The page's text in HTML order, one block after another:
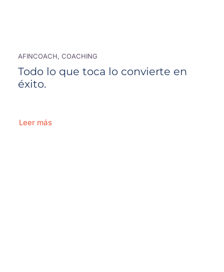
AFINCOACH, COACHING
Todo lo que toca lo convierte en
éxito.
Leer más